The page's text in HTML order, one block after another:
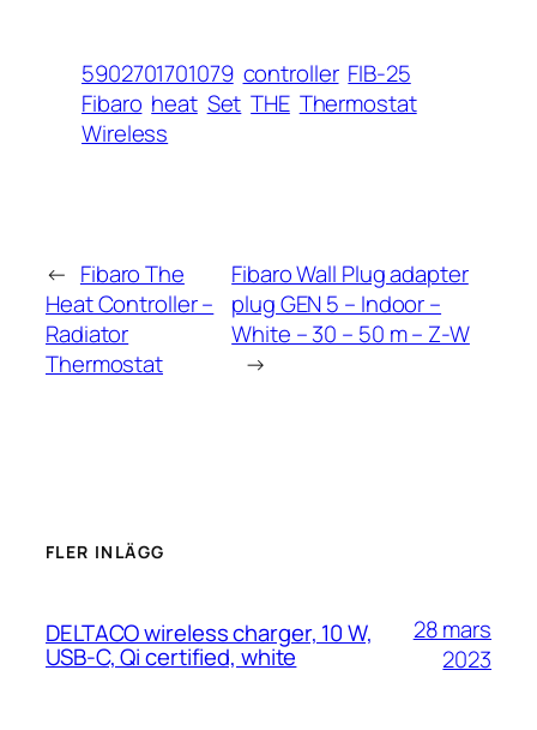
5902701701079 controller FIB-25
Fibaro heat Set THE Thermostat
Wireless
← Fibaro The
Heat Controller –
Radiator
Thermostat
Fibaro Wall Plug adapter
plug GEN 5 – Indoor –
White – 30 – 50 m – Z-W
→
FLER INLÄGG
DELTACO wireless charger, 10 W,
USB-C, Qi certified, white
28 mars
2023